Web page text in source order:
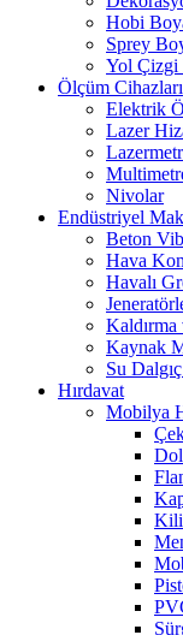
Hobi
Sprey
Yol Çizgi
Ölçüm Cihazları
Elektrik
Lazer
Nivolar
Endüstriyel
Beton
Hava
Havalı
Kaldırma
Kaynak
Su
Hırdavat
Mobilya